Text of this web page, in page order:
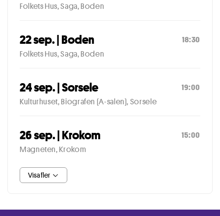
Folkets Hus, Saga, Boden
22 sep. | Boden
Folkets Hus, Saga, Boden
18:30
24 sep. | Sorsele
Kulturhuset, Biografen (A-salen), Sorsele
19:00
26 sep. | Krokom
Magneten, Krokom
15:00
Visa fler